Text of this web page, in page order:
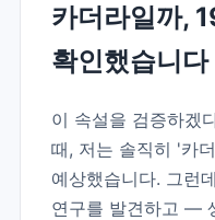
카더라일까,
확인했습니다
이 속설을 검증하겠
때, 저는 솔직히 '카
예상했습니다. 그런
연구를 발견하고 —